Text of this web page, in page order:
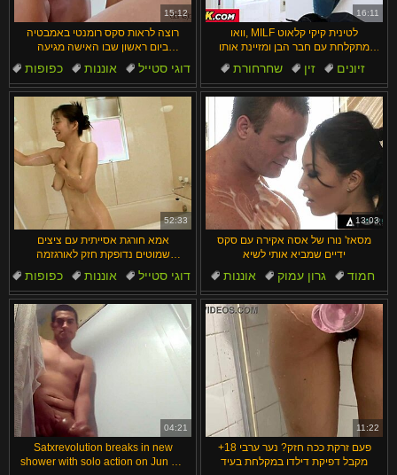
15:12
רוצה לראות סקס רומנטי באמבטיה
ביום ראשון שבו האישה מגיעה
כפופות אוננות
דוגי סטייל
אמבטיה
אורגזמה
16:11
וואו, MILF לטינית קיקי קלאוט
מתקלחת עם חבר הבן ומזיינת אותו
שחרחורת זין
זיונים
מילפיות
לא בן
52:33
אמא חורגת אסייתית עם ציצים
שמוטים נדופקת חזק לאורגזמה
כפופות אוננות
דוגי סטייל
כוס
יפני
13:03
מסאז' נורו של אסה אקירה עם סקס
ידיים שמביא אותי לשיא
אוננות גרון עמוק
חמוד
חרמניות
אצבעות
04:21
Satxrevolution breaks in new
shower with solo action on Jun 30,
11:22
פעם זרקת ככה חזק? נער ערבי 18+
מקבל דפיקת דילדו במקלחת בעיד